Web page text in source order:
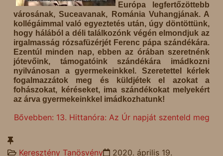
Európa legfertőzöttebb
városának, Suceavanak, Románia Vuhangjának. A
kollégáimmal való egyeztetés után, úgy döntöttünk,
hogy hálából a déli találkozónk végén elmondjuk az
irgalmasság rózsafüzérjét Ferenc pápa szándékára.
Ezentúl minden nap, ebben az órában szeretnénk
jótevőink, támogatóink szándékára imádkozni
nyilvánosan a gyermekeinkkel. Szeretettel kérlek
fogalmazzátok meg és küldjétek el azokat a
fohászokat, kéréseket, ima szándékokat melyekért
az árva gyermekeinkkel imádkozhatunk!
Bővebben: 13. Hittanóra: Az Úr napját szenteld meg
Keresztény Tanösvény
2020. április 19.